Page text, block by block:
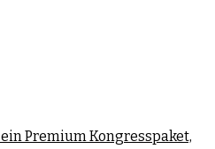
ein Premium Kongresspaket,